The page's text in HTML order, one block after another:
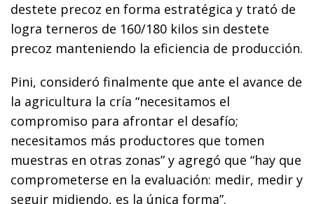
destete precoz en forma estratégica y trató de
logra terneros de 160/180 kilos sin destete
precoz manteniendo la eficiencia de producción.
Pini, consideró finalmente que ante el avance de
la agricultura la cría “necesitamos el
compromiso para afrontar el desafío;
necesitamos más productores que tomen
muestras en otras zonas” y agregó que “hay que
comprometerse en la evaluación: medir, medir y
seguir midiendo, es la única forma”.